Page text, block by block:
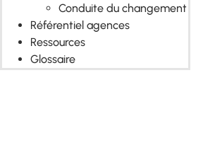
Conduite du changement
Référentiel agences
Ressources
Glossaire